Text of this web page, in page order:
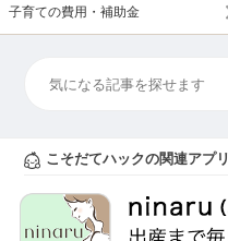
子育ての費用・補助金
こそだてハックの関連アプリ